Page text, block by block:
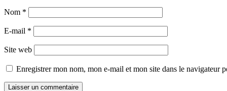
Nom *
E-mail *
Site web
Enregistrer mon nom, mon e-mail et mon site dans le navigateur